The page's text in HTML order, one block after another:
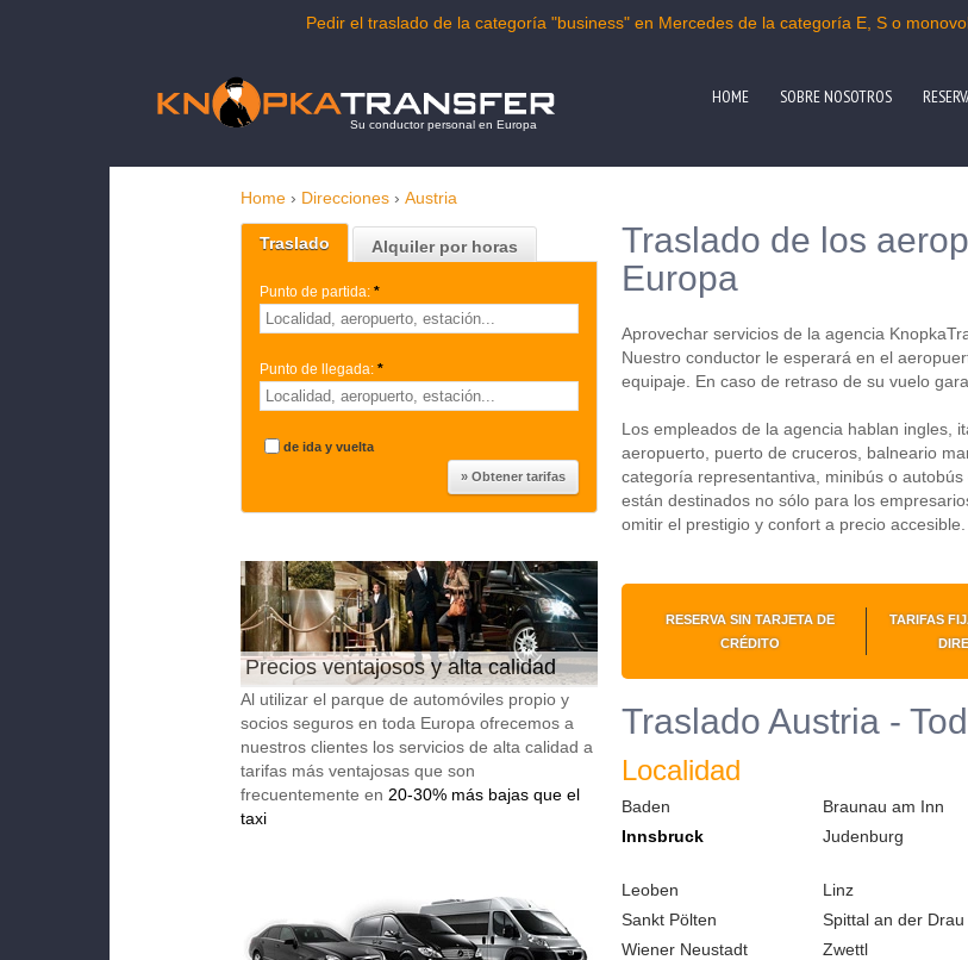
Pedir el traslado de la categoría "business" en Mercedes de la categoría E, S o
Su conductor personal en Europa
HOME SOBRE NOSOTROS
Home › Direcciones › Austria
Traslado Alquiler por horas
Punto de partida: *
Punto de llegada: *
de ida y vuelta
Precios ventajosos y alta calidad
Al utilizar el parque de automóviles propio y
socios seguros en toda Europa ofrecemos a
nuestros clientes los servicios de alta calidad a
tarifas más ventajosas que son
frecuentemente en 20-30% más bajas que el
taxi
Traslado de los
Europa
Aprovechar servicios de la agencia
Nuestro conductor le esperará en el
equipaje. En caso de retraso de su vuelo
Los empleados de la agencia hablan ingles,
aeropuerto, puerto de cruceros, balneario
categoría representantiva, minibús o
están destinados no sólo para los
omitir el prestigio y confort a precio accesible.
RESERVA SIN TARJETA DE
CRÉDITO
TARIFAS
Traslado Austria -
Localidad
Baden Braunau am Inn
Innsbruck
Judenburg
Leoben
Linz
Sankt Pölten
Spittal an der Drau
Wiener Neustadt
Zwettl